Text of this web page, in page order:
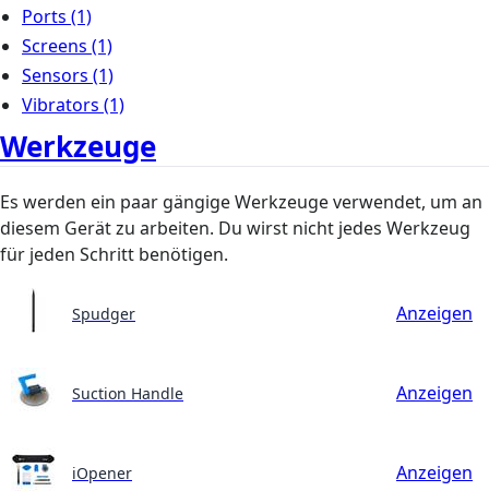
Ports (1)
Screens (1)
Sensors (1)
Vibrators (1)
Werkzeuge
Es werden ein paar gängige Werkzeuge verwendet, um an
diesem Gerät zu arbeiten. Du wirst nicht jedes Werkzeug
für jeden Schritt benötigen.
Spudger Anzeigen
Suction Handle Anzeigen
iOpener Anzeigen